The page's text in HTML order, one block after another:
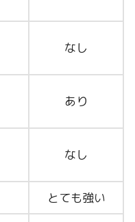
なし
あり
なし
とても強い